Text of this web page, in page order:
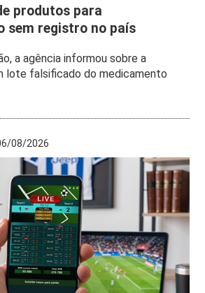
produtos para
sem registro no país
a agência informou sobre a
lote falsificado do medicamento
08/2026